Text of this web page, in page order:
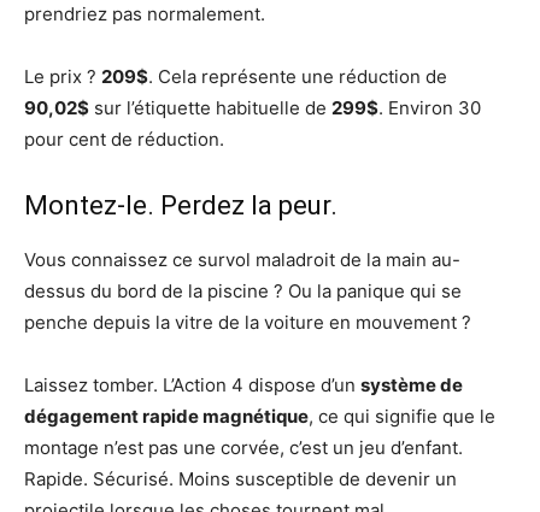
prendriez pas normalement.
Le prix ? 209$. Cela représente une réduction de
90,02$ sur l’étiquette habituelle de 299$. Environ 30
pour cent de réduction.
Montez-le. Perdez la peur.
Vous connaissez ce survol maladroit de la main au-
dessus du bord de la piscine ? Ou la panique qui se
penche depuis la vitre de la voiture en mouvement ?
Laissez tomber. L’Action 4 dispose d’un système de
dégagement rapide magnétique, ce qui signifie que le
montage n’est pas une corvée, c’est un jeu d’enfant.
Rapide. Sécurisé. Moins susceptible de devenir un